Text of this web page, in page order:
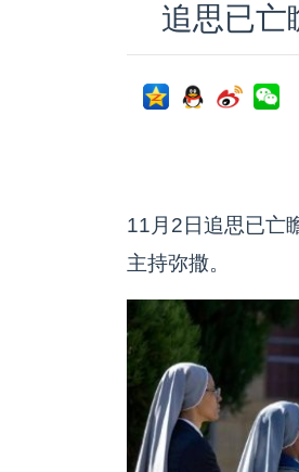
追思已亡
11月2日追思已亡
主持弥撒。